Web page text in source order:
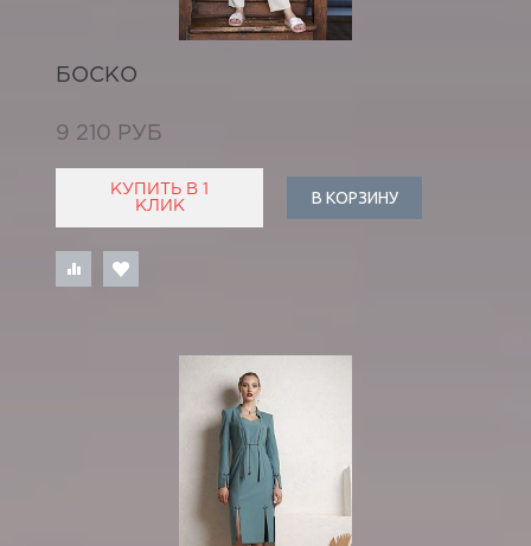
БОСКО
9 210 РУБ
КУПИТЬ В 1
КЛИК
В КОРЗИНУ